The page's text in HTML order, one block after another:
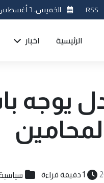
RSS الخميس، ٦ أغسطس 2026
الرئيسية اخبار
1 دقيقة قراءة